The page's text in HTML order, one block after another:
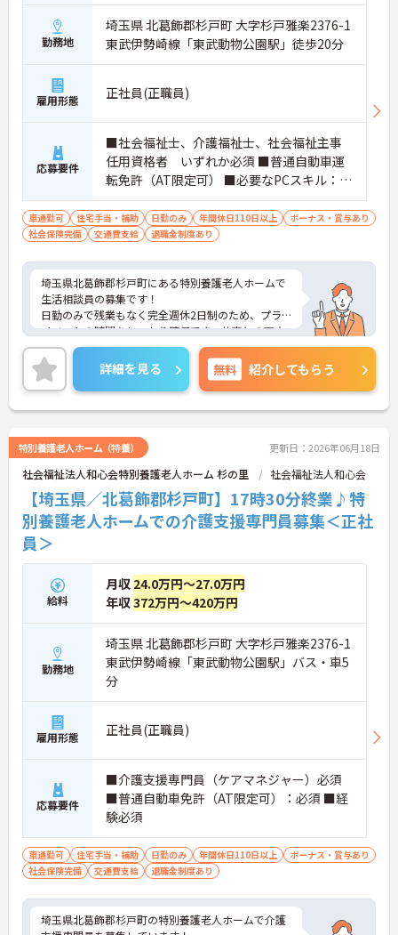
勤務地
埼玉県 北葛飾郡杉戸町 大字杉戸雅楽2376-1
東武伊勢崎線「東武動物公園駅」徒歩20分
雇用形態 正社員(正職員)
応募要件
■社会福祉士、介護福祉士、社会福祉主事
任用資格者 いずれか必須 ■普通自動車運
転免許（AT限定可） ■必要なPCスキル：ワ
ード、エクセル（入力のみで可）、メール
車通勤可 住宅手当・補助 日勤のみ 年間休日110日以上
ボーナス・賞与あり
社会保険完備
交通費支給 退職金制度あり
埼玉県北葛飾郡杉戸町にある特別養護老人ホームで
生活相談員の募集です！
日勤のみで残業もなく完全週休2日制のため、プラ
イベートの時間をしっかり確保でき、仕事との両立
がしやすい職場です◎
また、昇給と計4.00ヵ月分の賞与実績があり、あな
たの頑張りがしっかり評価され、やりがいを持って
お仕事ができます！
ご興味ある方は面接ポイントをお伝えしますので、
詳細を見る 無料 紹介してもらう
特別養護老人ホーム（特養） 更新日：2026年06月18日
社会福祉法人和心会特別養護老人ホーム 杉の里 社会福祉法人和心会
【埼玉県／北葛飾郡杉戸町】17時30分終業♪特
別養護老人ホームでの介護支援専門員募集＜正社
員＞
給料
月収 24.0万円～27.0万円
年収372万円～420万円
勤務地
埼玉県 北葛飾郡杉戸町 大字杉戸雅楽2376-1
東武伊勢崎線「東武動物公園駅」バス・車5
分
雇用形態 正社員(正職員)
応募要件
■介護支援専門員（ケアマネジャー）必須
■普通自動車免許（AT限定可）：必須 ■経
験必須
車通勤可 住宅手当・補助 日勤のみ 年間休日110日以上
ボーナス・賞与あり
社会保険完備
交通費支給 退職金制度あり
埼玉県北葛飾郡杉戸町の特別養護老人ホームで介護